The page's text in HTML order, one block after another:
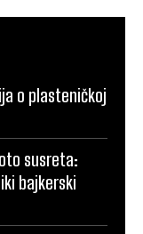
o plasteničkoj
susreta:
bajkerski